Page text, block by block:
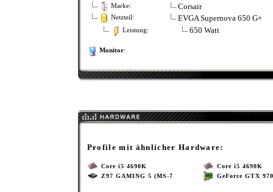
Marke: Corsair
Netzteil: EVGA Supernova 650 G+
Leistung: 650 Watt
Monitor:
Profile mit ähnlicher Hardware:
Core i5 4690K
Z97 GAMING 5 (MS-7
Core i5 4690K
GeForce GTX 970